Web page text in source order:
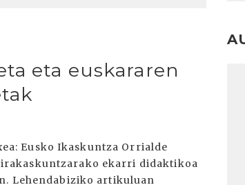
eta euskararen
Eusko Ikaskuntza Orrialde
irakaskuntzarako ekarri didaktikoa
Lehendabiziko artikuluan